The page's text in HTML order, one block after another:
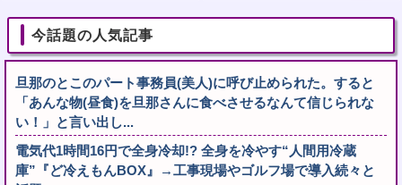
今話題の人気記事
旦那のとこのパート事務員(美人)に呼び止められた。すると
「あんな物(昼食)を旦那さんに食べさせるなんて信じられな
い！」と言い出し...
電気代1時間16円で全身冷却!? 全身を冷やす“人間用冷蔵
庫”『ど冷えもんBOX』→工事現場やゴルフ場で導入続々と